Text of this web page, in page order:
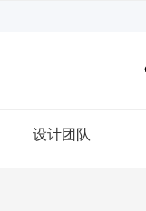
设计团队